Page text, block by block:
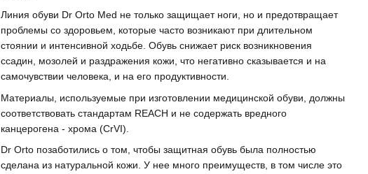
Линия обуви Dr Orto Med не только защищает ноги, но и предотвращает
проблемы со здоровьем, которые часто возникают при длительном
стоянии и интенсивной ходьбе. Обувь снижает риск возникновения
ссадин, мозолей и раздражения кожи, что негативно сказывается и на
самочувствии человека, и на его продуктивности.
Материалы, используемые при изготовлении медицинской обуви, должны
соответствовать стандартам REACH и не содержать вредного
канцерогена - хрома (CrVI).
Dr Orto позаботились о том, чтобы защитная обувь была полностью
сделана из натуральной кожи. У нее много преимуществ, в том числе это